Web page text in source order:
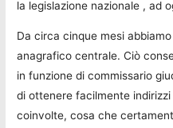
la legislazione nazionale , ad
Da circa cinque mesi
anagrafico centrale. Ciò
in funzione di commissario
di ottenere facilmente
coinvolte, cosa che